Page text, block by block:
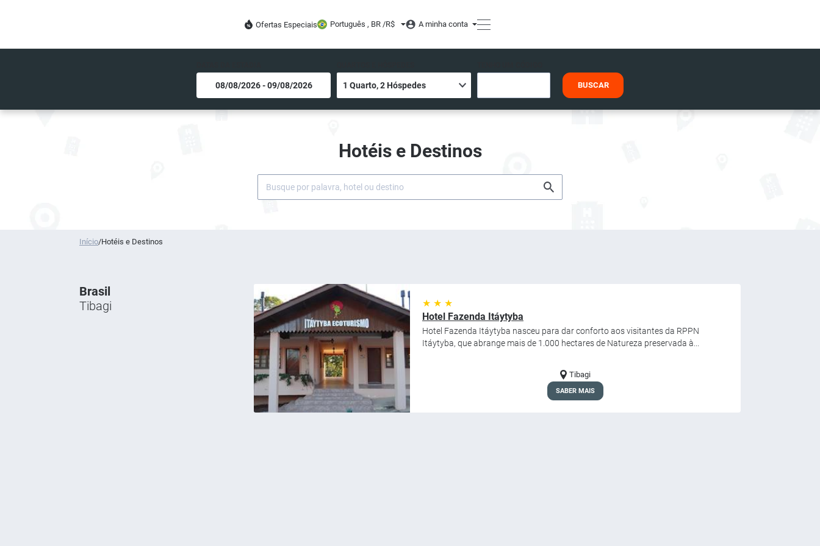
Ofertas Especiais Português , BR /R$ A minha conta
BUSCAR
Hotéis e Destinos
Início/Hotéis e Destinos
Brasil
Tibagi
★ ★ ★
Hotel Fazenda Itáytyba
Hotel Fazenda Itáytyba nasceu para dar conforto aos visitantes da RPPN
Itáytyba, que abrange mais de 1.000 hectares de Natureza preservada à...
Tibagi
SABER MAIS